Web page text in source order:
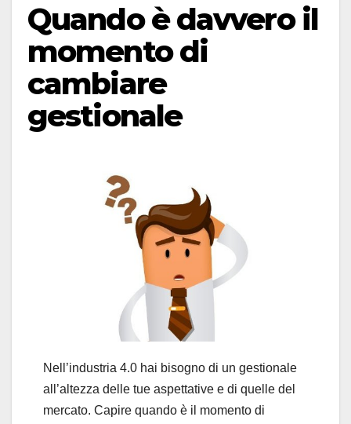
Quando è davvero il
momento di
cambiare
gestionale
Nell’industria 4.0 hai bisogno di un gestionale
all’altezza delle tue aspettative e di quelle del
mercato. Capire quando è il momento di